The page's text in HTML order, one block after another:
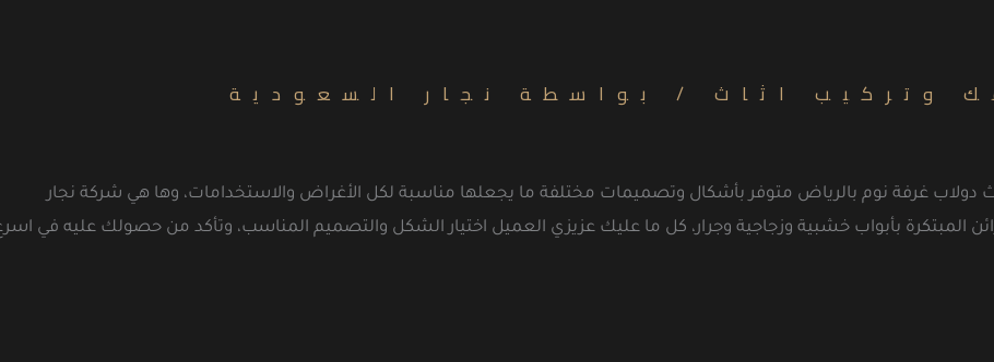
وتركيب اثاث / بواسطة نجار السعودية
2023، أحدث دولاب غرفة نوم بالرياض متوفر بأشكال وتصميمات مختلفة ما يجعلها مناسبة لكل الأغراض والاستخدامات، وها هي شركة نجار
المبتكرة بأبواب خشبية وزجاجية وجرار، كل ما عليك عزيزي العميل اختيار الشكل والتصميم المناسب، وتأكد من حصولك عليه في